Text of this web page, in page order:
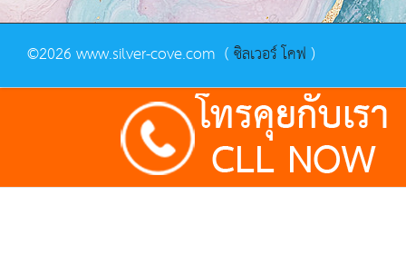
©2026www.silver-cove.com (ซิลเวอร์ โคฟ)